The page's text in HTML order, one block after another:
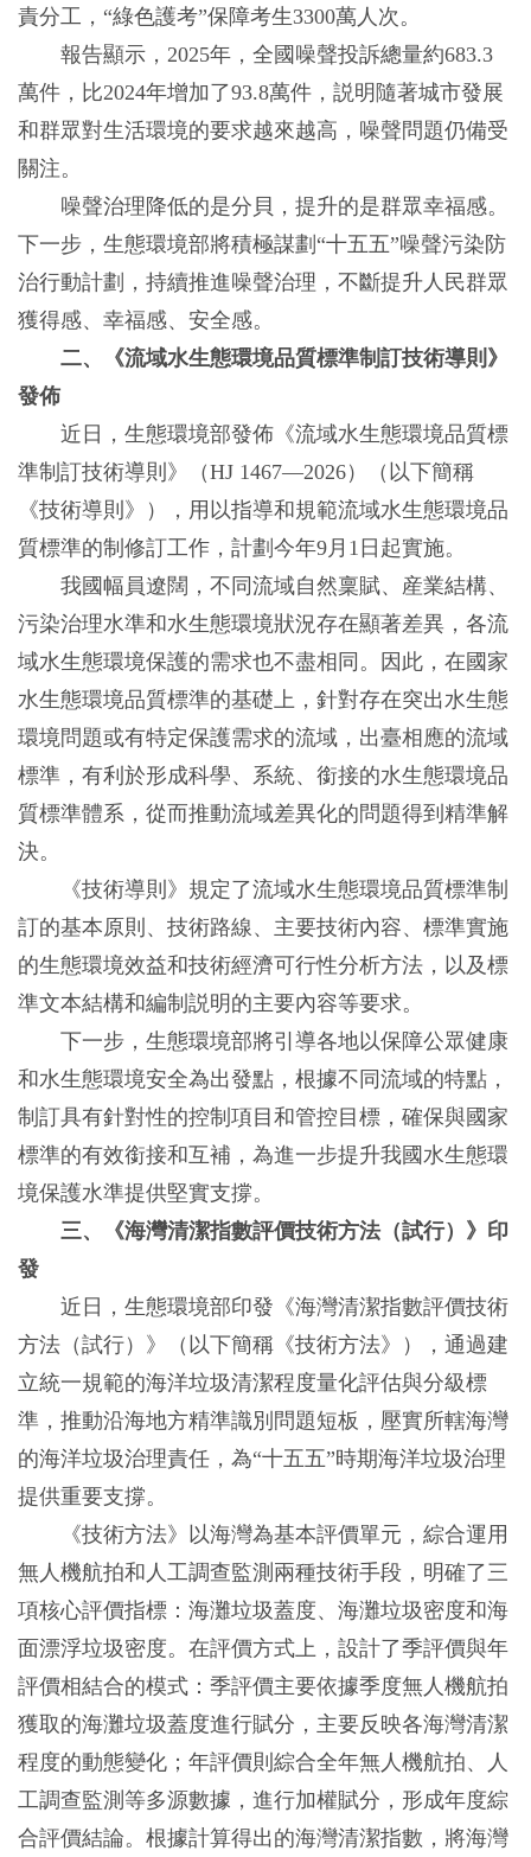
責分工，“綠色護考”保障考生3300萬人次。
報告顯示，2025年，全國噪聲投訴總量約683.3
萬件，比2024年增加了93.8萬件，説明隨著城市發展
和群眾對生活環境的要求越來越高，噪聲問題仍備受
關注。
噪聲治理降低的是分貝，提升的是群眾幸福感。
下一步，生態環境部將積極謀劃“十五五”噪聲污染防
治行動計劃，持續推進噪聲治理，不斷提升人民群眾
獲得感、幸福感、安全感。
二、《流域水生態環境品質標準制訂技術導則》
發佈
近日，生態環境部發佈《流域水生態環境品質標
準制訂技術導則》（HJ 1467—2026）（以下簡稱
《技術導則》），用以指導和規範流域水生態環境品
質標準的制修訂工作，計劃今年9月1日起實施。
我國幅員遼闊，不同流域自然稟賦、産業結構、
污染治理水準和水生態環境狀況存在顯著差異，各流
域水生態環境保護的需求也不盡相同。因此，在國家
水生態環境品質標準的基礎上，針對存在突出水生態
環境問題或有特定保護需求的流域，出臺相應的流域
標準，有利於形成科學、系統、銜接的水生態環境品
質標準體系，從而推動流域差異化的問題得到精準解
決。
《技術導則》規定了流域水生態環境品質標準制
訂的基本原則、技術路線、主要技術內容、標準實施
的生態環境效益和技術經濟可行性分析方法，以及標
準文本結構和編制説明的主要內容等要求。
下一步，生態環境部將引導各地以保障公眾健康
和水生態環境安全為出發點，根據不同流域的特點，
制訂具有針對性的控制項目和管控目標，確保與國家
標準的有效銜接和互補，為進一步提升我國水生態環
境保護水準提供堅實支撐。
三、《海灣清潔指數評價技術方法（試行）》印
發
近日，生態環境部印發《海灣清潔指數評價技術
方法（試行）》（以下簡稱《技術方法》），通過建
立統一規範的海洋垃圾清潔程度量化評估與分級標
準，推動沿海地方精準識別問題短板，壓實所轄海灣
的海洋垃圾治理責任，為“十五五”時期海洋垃圾治理
提供重要支撐。
《技術方法》以海灣為基本評價單元，綜合運用
無人機航拍和人工調查監測兩種技術手段，明確了三
項核心評價指標：海灘垃圾蓋度、海灘垃圾密度和海
面漂浮垃圾密度。在評價方式上，設計了季評價與年
評價相結合的模式：季評價主要依據季度無人機航拍
獲取的海灘垃圾蓋度進行賦分，主要反映各海灣清潔
程度的動態變化；年評價則綜合全年無人機航拍、人
工調查監測等多源數據，進行加權賦分，形成年度綜
合評價結論。根據計算得出的海灣清潔指數，將海灣